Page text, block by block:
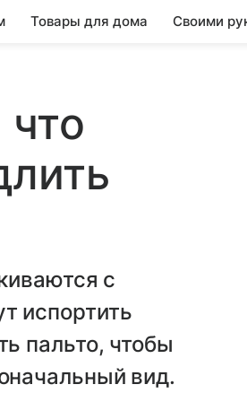
Товары для дома Своими
что
с
испортить
пальто, чтобы
вид.